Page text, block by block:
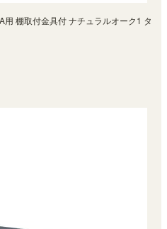
棚取付金具付 ナチュラルオーク1 タ